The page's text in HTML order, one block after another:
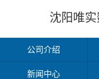
沈阳唯
公司介绍
新闻中心